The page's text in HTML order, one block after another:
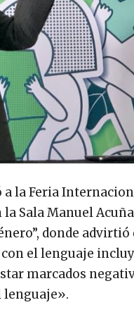
la Feria
Sala Manuel
donde
el lenguaje
marcados
lenguaje».